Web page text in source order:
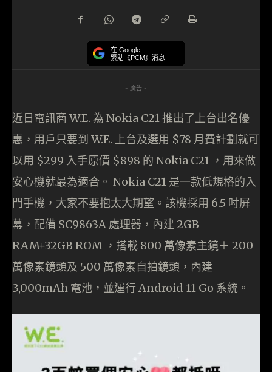
在 Google
緊貼《PCM》消息
- 廣告 -
近日電訊商 W.E. 為 Nokia C21 推出了上台出名優
惠，用戶只要到 W.E. 上台及選用 $78 月費計劃就可
以用 $299 入手原價 $898 的 Nokia C21 ，用來做
安心機就最為適合。 Nokia C21 是一款低規格的入
門手機，大家不要抱太大期望。該機採用 6.5 吋屏
幕，配備 SC9863A 處理器，內建 2GB
RAM+32GB ROM ，搭載 800 萬像素主鏡＋ 200
萬像素鏡頭及 500 萬像素自拍鏡頭，內建
3,000mAh 電池，並運行 Android 11 Go 系統。